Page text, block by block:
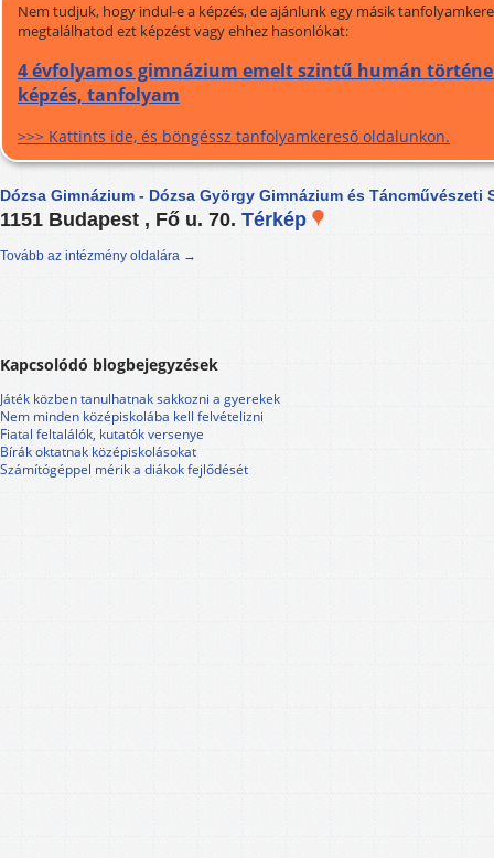
Nem tudjuk, hogy indul-e a képzés, de ajánlunk egy másik
megtalálhatod ezt képzést vagy ehhez hasonlókat:
4 évfolyamos gimnázium emelt szintű humán
képzés, tanfolyam
>>> Kattints ide, és böngéssz tanfolyamkereső oldalunkon.
Dózsa Gimnázium - Dózsa György Gimnázium és Táncművészeti
1151 Budapest , Fő u. 70. Térkép
Tovább az intézmény oldalára →
Kapcsolódó blogbejegyzések
Játék közben tanulhatnak sakkozni a gyerekek
Nem minden középiskolába kell felvételizni
Fiatal feltalálók, kutatók versenye
Bírák oktatnak középiskolásokat
Számítógéppel mérik a diákok fejlődését